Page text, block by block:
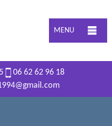
MENU
06 62 62 96 18